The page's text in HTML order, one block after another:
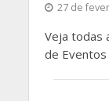
27 de
Veja todas
de Eventos